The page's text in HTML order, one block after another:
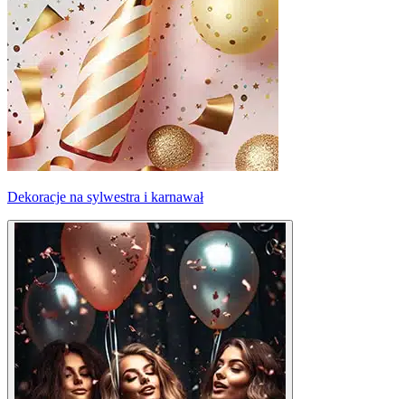
Dekoracje na sylwestra i karnawał